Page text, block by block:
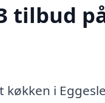
tilbud
i